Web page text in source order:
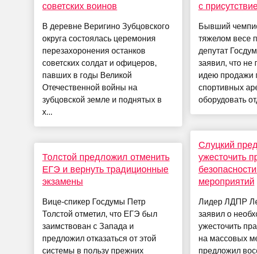
советских воинов
В деревне Веригино Зубцовского
округа состоялась церемония
перезахоронения останков
советских солдат и офицеров,
павших в годы Великой
Отечественной войны на
зубцовской земле и поднятых в
х...
Толстой предложил отменить
ЕГЭ и вернуть традиционные
экзамены
Вице-спикер Госдумы Петр
Толстой отметил, что ЕГЭ был
заимствован с Запада и
предложил отказаться от этой
системы в пользу прежних
с
Бывший
тяжелом весе
депутат
заявил, что не
идею продажи
спортивных
оборудовать
Слуцкий
ужесточить
мероприятий
Лидер ЛДПР
заявил о
ужесточить
на массовых
предложил